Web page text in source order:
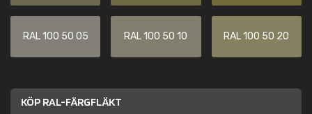
RAL 100 50 05 RAL 100 50 10 RAL 100 50 20
KÖP RAL-FÄRGFLÄKT